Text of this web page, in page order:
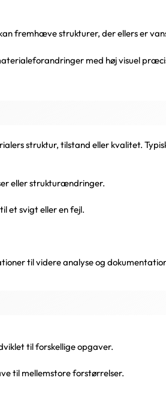
fremhæve strukturer, der ellers er
med høj visuel
struktur, tilstand eller kvalitet.
eller strukturændringer.
et svigt eller en fejl.
til videre analyse og
til forskellige opgaver.
til mellemstore forstørrelser.